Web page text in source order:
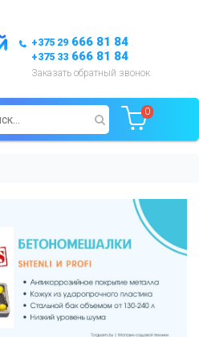
+375 29 666 81 84
+375 33 666 81 84
Заказать обратный звонок
0